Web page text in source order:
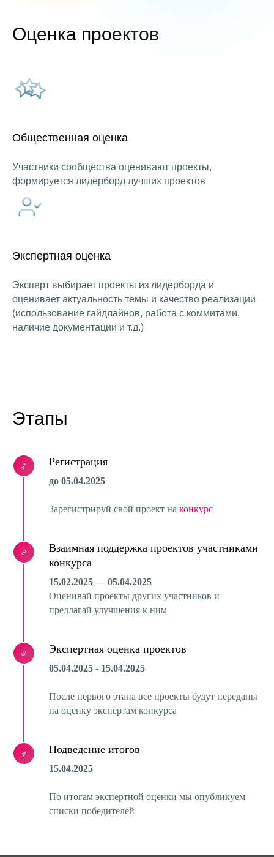
Оценка проектов
Общественная оценка
Участники сообщества оценивают проекты,
формируется лидерборд лучших проектов
Экспертная оценка
Эксперт выбирает проекты из лидерборда и
оценивает актуальность темы и качество реализации
(использование гайдлайнов, работа с коммитами,
наличие документации и т.д.)
Этапы
1 Регистрация
до 05.04.2025
Зарегистрируй свой проект на конкурс
2
Взаимная поддержка проектов участниками
конкурса
15.02.2025 — 05.04.2025
Оценивай проекты других участников и
предлагай улучшения к ним
3 Экспертная оценка проектов
05.04.2025 - 15.04.2025
После первого этапа все проекты будут переданы
на оценку экспертам конкурса
4 Подведение итогов
15.04.2025
По итогам экспертной оценки мы опубликуем
списки победителей